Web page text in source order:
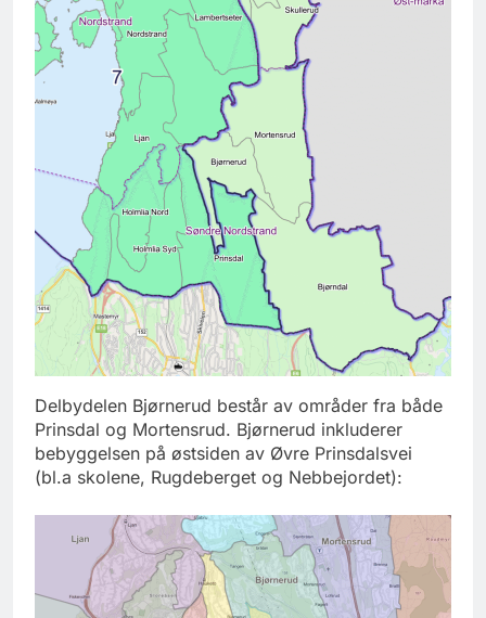
Delbydelen Bjørnerud består av områder fra både
Prinsdal og Mortensrud. Bjørnerud inkluderer
bebyggelsen på østsiden av Øvre Prinsdalsvei
(bl.a skolene, Rugdeberget og Nebbejordet):